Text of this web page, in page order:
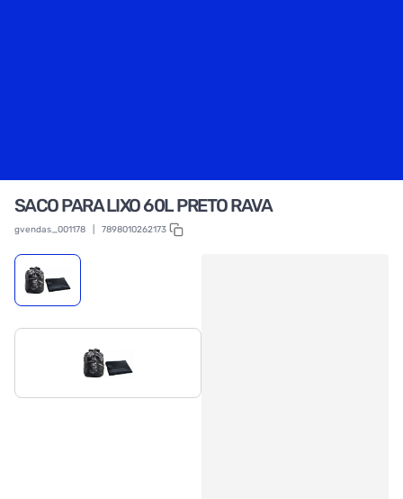
SACO PARA LIXO 60L PRETO RAVA
gvendas_001178 7898010262173